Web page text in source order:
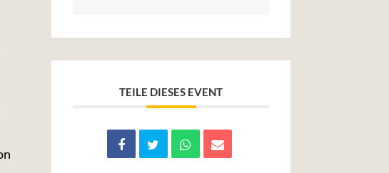
TEILE DIESES EVENT